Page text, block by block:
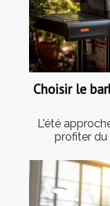
Choisir le
L'été
profiter du